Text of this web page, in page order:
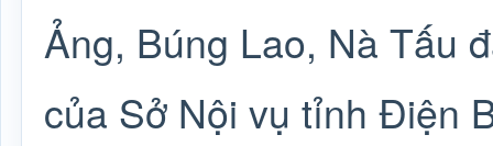
Ảng, Búng Lao, Nà Tấu
của Sở Nội vụ tỉnh Điện